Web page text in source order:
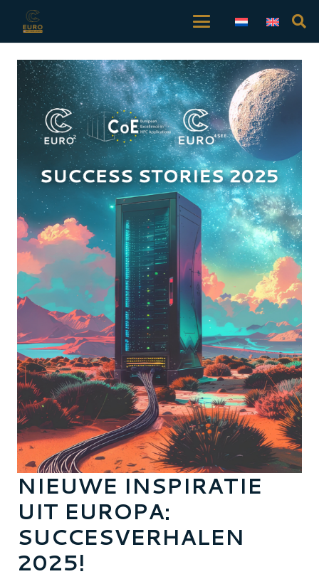
NIEUWE INSPIRATIE
UIT EUROPA:
SUCCESVERHALEN
2025!